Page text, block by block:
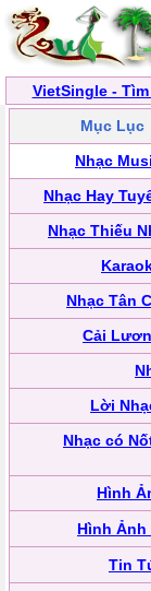
VietSingle -
Mục Lục
Nhạc
Nhạc Hay
Nhạc Thiếu
Nhạc Tân
Cải
Lời
Nhạc có
Hình
Hình Ảnh
Tin